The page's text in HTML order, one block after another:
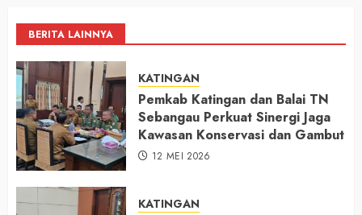
BERITA LAINNYA
KATINGAN
Pemkab Katingan dan Balai TN
Sebangau Perkuat Sinergi Jaga
Kawasan Konservasi dan Gambut
12 MEI 2026
KATINGAN